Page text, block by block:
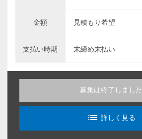
金額 見積もり希望
支払い時期 末締め末払い
募集は終了しました
list_alt
詳しく見る